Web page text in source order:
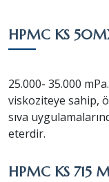
HPMC KS
25.000- 35.000
viskoziteye sahip,
sıva
eterdir.
HPMC KS 715